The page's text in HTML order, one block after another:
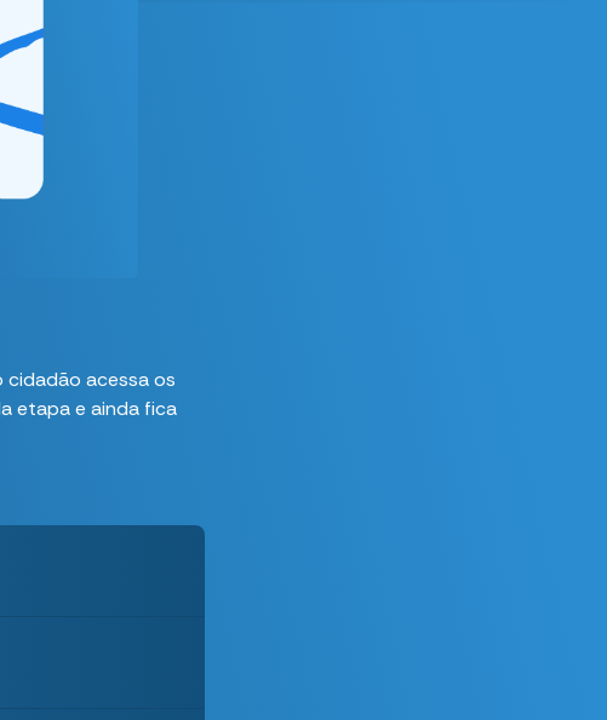
cidadão acessa os
etapa e ainda fica